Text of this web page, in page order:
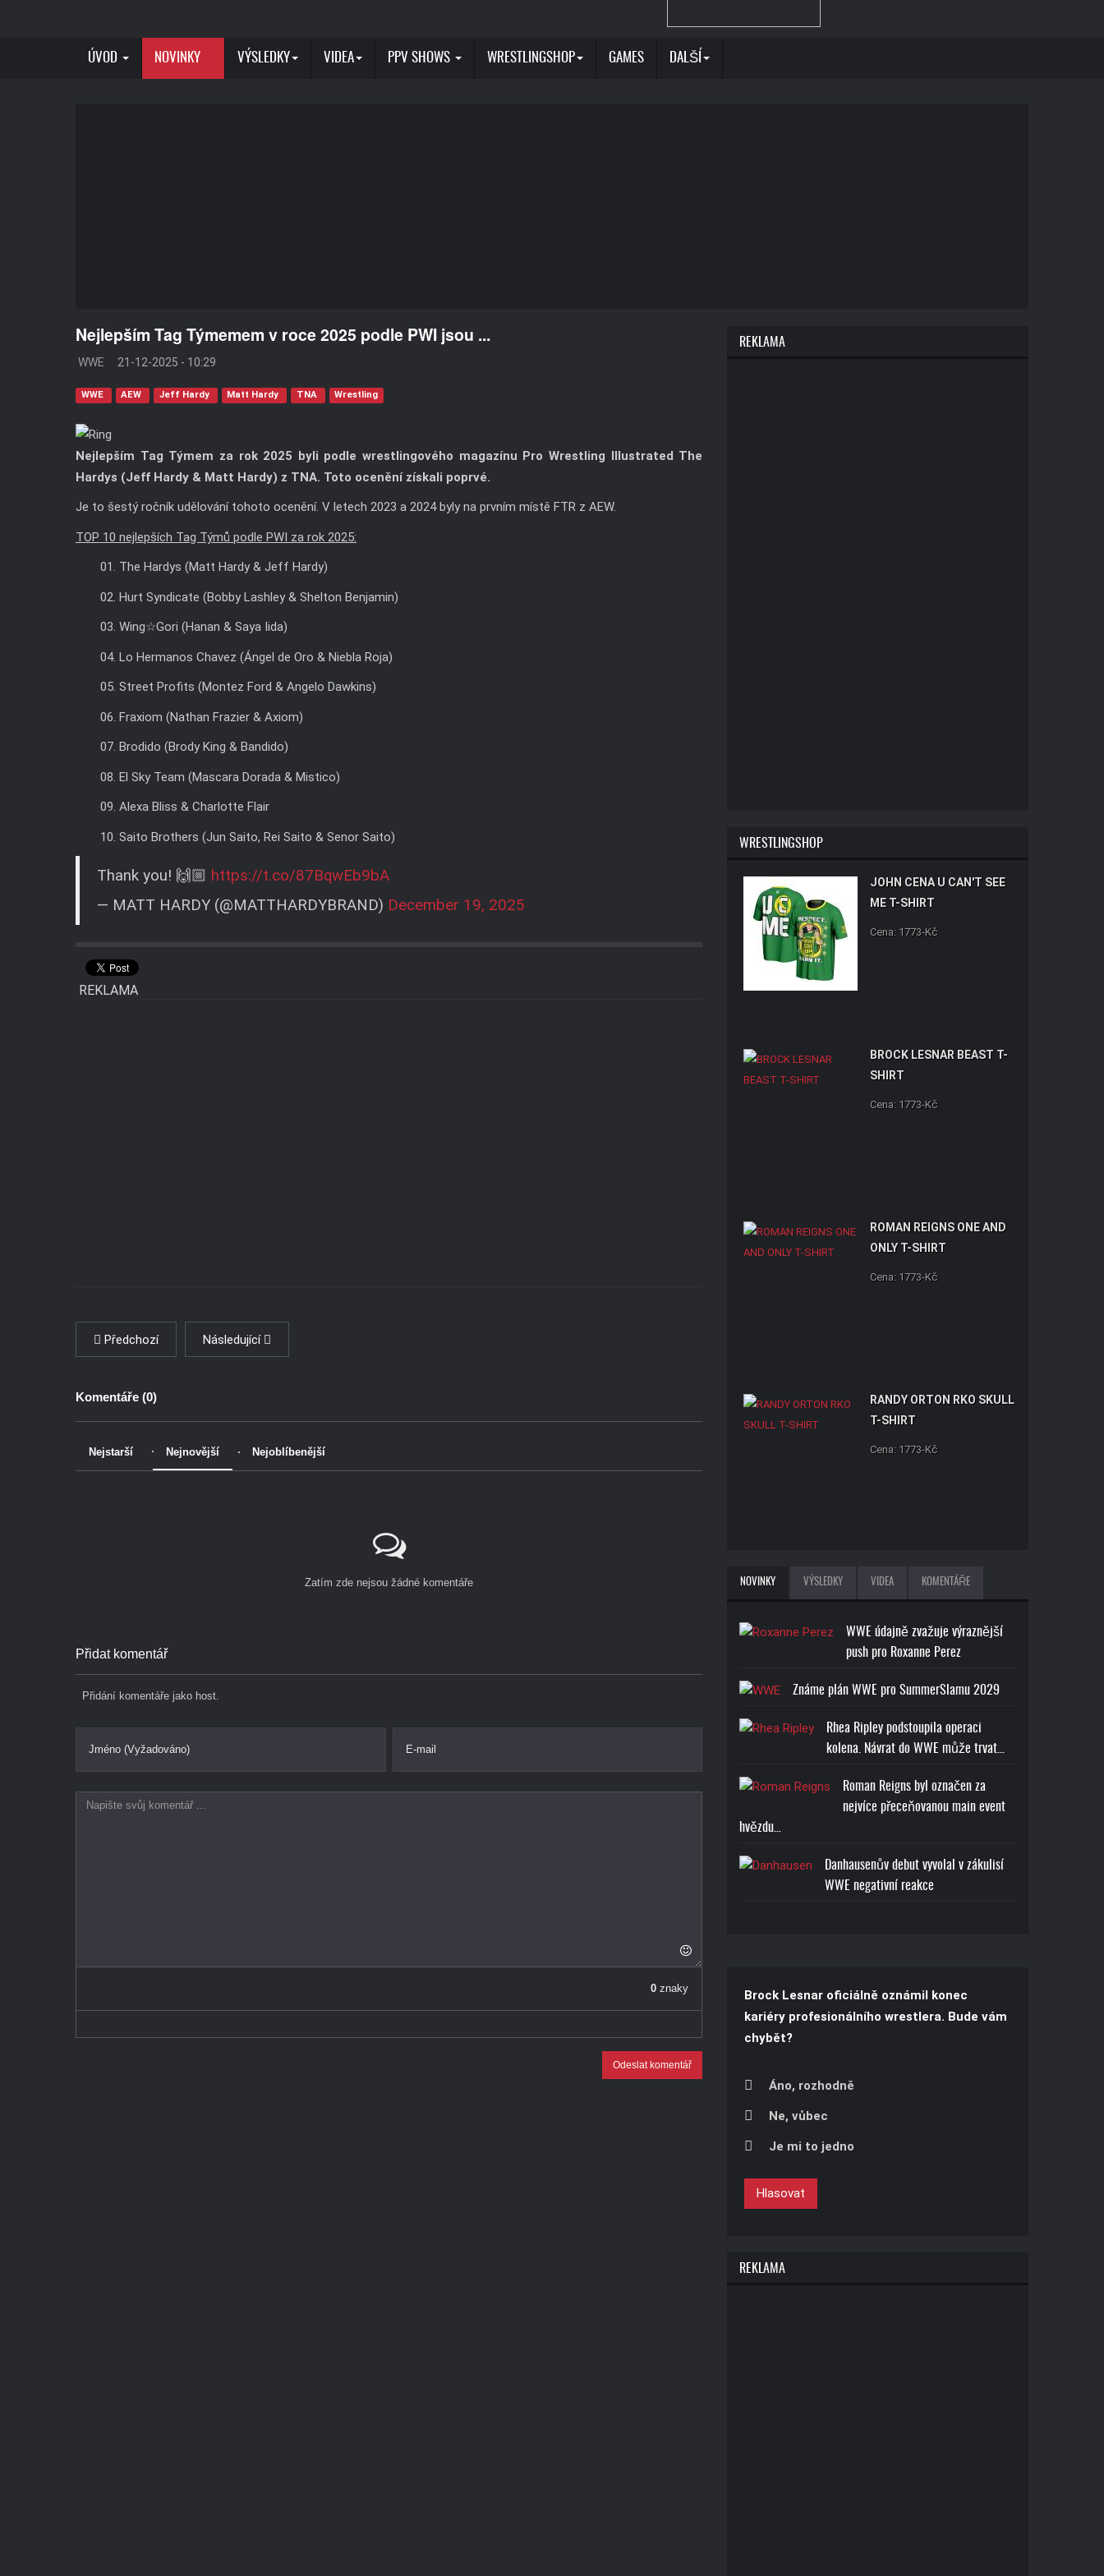
ÚVOD NOVINKY VÝSLEDKY VIDEA PPV SHOWS WRESTLINGSHOP GAMES DALŠÍ
Nejlepším Tag Týmemem v roce 2025 podle PWI jsou ...
WWE 21-12-2025 - 10:29
WWE AEW Jeff Hardy Matt Hardy TNA Wrestling
Nejlepším Tag Týmem za rok 2025 byli podle wrestlingového magazínu Pro Wrestling Illustrated The
Hardys (Jeff Hardy & Matt Hardy) z TNA. Toto ocenění získali poprvé.
Je to šestý ročník udělování tohoto ocenění. V letech 2023 a 2024 byly na prvním místě FTR z AEW.
TOP 10 nejlepších Tag Týmů podle PWI za rok 2025:
01. The Hardys (Matt Hardy & Jeff Hardy)
02. Hurt Syndicate (Bobby Lashley & Shelton Benjamin)
03. Wing☆Gori (Hanan & Saya Iida)
04. Lo Hermanos Chavez (Ángel de Oro & Niebla Roja)
05. Street Profits (Montez Ford & Angelo Dawkins)
06. Fraxiom (Nathan Frazier & Axiom)
07. Brodido (Brody King & Bandido)
08. El Sky Team (Mascara Dorada & Mistico)
09. Alexa Bliss & Charlotte Flair
10. Saito Brothers (Jun Saito, Rei Saito & Senor Saito)
Thank you! 🙌🏼 https://t.co/87BqwEb9bA
— MATT HARDY (@MATTHARDYBRAND) December 19, 2025
REKLAMA
Předchozí Následující
Komentáře (0)
Nejstarší Nejnovější Nejoblíbenější
Zatím zde nejsou žádné komentáře
Přidat komentář
Přidání komentáře jako host.
Jméno (Vyžadováno) E-mail
0 znaky
Odeslat komentář
REKLAMA
WRESTLINGSHOP
JOHN CENA U CAN'T SEE
ME T-SHIRT
Cena: 1773-Kč
BROCK LESNAR BEAST T-
SHIRT
Cena: 1773-Kč
ROMAN REIGNS ONE AND
ONLY T-SHIRT
Cena: 1773-Kč
RANDY ORTON RKO SKULL
T-SHIRT
Cena: 1773-Kč
NOVINKY VÝSLEDKY VIDEA KOMENTÁŘE
WWE údajně zvažuje výraznější
push pro Roxanne Perez
Známe plán WWE pro SummerSlamu 2029
Rhea Ripley podstoupila operaci
kolena. Návrat do WWE může trvat…
Roman Reigns byl označen za
nejvíce přeceňovanou main event
hvězdu…
Danhausenův debut vyvolal v zákulisí
WWE negativní reakce
Brock Lesnar oficiálně oznámil konec
kariéry profesionálního wrestlera. Bude vám
chybět?
Áno, rozhodně
Ne, vůbec
Je mi to jedno
Hlasovat
REKLAMA